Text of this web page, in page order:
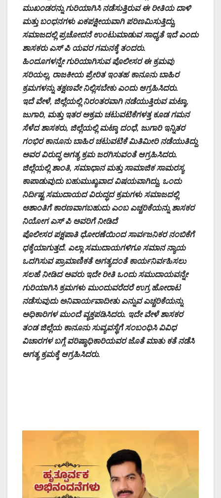
ಮುಖಂಡರನ್ನು ಗುರಿಯಾಗಿಸಿ ನಡೆಸುತ್ತಿರುವ ಈ ರೀತಿಯ ದಾಳಿ
ಮತ್ತು ಬಂಧನಗಳು ಏಕಪಕ್ಷೀಯವಾಗಿ ಪರಿಣಮಿಸುತ್ತಿದ್ದು,
ಸಮಾಜದಲ್ಲಿ ಪ್ರಚೋದನೆ ಉಂಟುಮಾಡುವ ಸಾಧ್ಯತೆ ಇದೆ ಎಂದು
ಶಾಸಕರು ಎಸ್ ಪಿ ಯವರ ಗಮನಕ್ಕೆ ತಂದರು.
ಹಿಂದೂಗಳನ್ನೇ ಗುರಿಯಾಗಿಸುವ ಪೊಲೀಸರ ಈ ಕ್ರಮವು
ಸರಿಯಲ್ಲ, ರಾಜಕೀಯ ಪ್ರೇರಿತ ಇಂತಹ ಕಾನೂನು ಬಾಹಿರ
ಕ್ರಮಗಳನ್ನು ತಕ್ಷಣವೇ ನಿಲ್ಲಿಸಬೇಕು ಎಂದು ಆಗ್ರಹಿಸಿದರು.
ಇದೆ ವೇಳೆ, ಜಿಲ್ಲೆಯಲ್ಲಿ ನಿರಂತರವಾಗಿ ನಡೆಯುತ್ತಿರುವ ಮಟ್ಕಾ,
ಜುಗಾರಿ, ಮತ್ತು ಇತರ ಅಕ್ರಮ ಚಟುವಟಿಕೆಗಳತ್ತ ಕೂಡ ಗಮನ
ಸೆಳೆದ ಶಾಸಕರು, ಜಿಲ್ಲೆಯಲ್ಲಿ ಮಟ್ಕಾ ದಂಧೆ, ಜುಗಾರಿ ಇನ್ನಿತರ
ಗಂಭಿರ ಕಾನೂನು ಬಾಹಿರ ಚಟುವಟಿಕೆ ಮಿತಿಮೀರಿ ನಡೆಯುತಿದ್ದು
ಅವರ ವಿರುದ್ಧ ಅಗತ್ಯ ಕ್ರಮ ಜರಗಿಸುವಂತೆ ಆಗ್ರಹಿಸಿದರು.
ಜಿಲ್ಲೆಯಲ್ಲಿ ಶಾಂತಿ, ಸಮಾಧಾನ ಮತ್ತು ಸಾಮಾಜಿಕ ಸಾಮರಸ್ಯ
ಕಾಪಾಡುವುದು ಬಹುಮುಖ್ಯವಾದ ವಿಷಯವಾಗಿದ್ದು, ಒಂದು
ನಿರ್ದಿಷ್ಟ ಸಮುದಾಯದ ವಿರುದ್ಧದ ಕ್ರಮಗಳು ಸಮಾಜದಲ್ಲಿ
ಅಶಾಂತಿಗೆ ಕಾರಣವಾಗಬಹುದು ಎಂಬ ಎಚ್ಚರಿಕೆಯನ್ನು ಶಾಸಕರ
ನಿಯೋಗ ಎಸ್ ಪಿ ಅವರಿಗೆ ನೀಡಿದೆ
ಪೊಲೀಸರ ಪಕ್ಷಪಾತಿ ಧೋರಣೆಯಿಂದ ಸಾರ್ವಜನಿಕರ ನಂಬಿಕೆಗೆ
ಧಕ್ಕೆಯಾಗುತ್ತದೆ. ಎಲ್ಲಾ ಸಮುದಾಯಗಳಿಗೂ ಸಮಾನ ನ್ಯಾಯ
ಒದಗಿಸುವ ಪ್ರಾಮಾಣಿಕತೆ ಅಗತ್ಯದಂತೆ ಕಾರ್ಯನಿರ್ವಹಿಸಲು
ಸಲಹೆ ನೀಡಿದ ಅವರು ಇದೇ ರೀತಿ ಒಂದು ಸಮುದಾಯವನ್ನೇ
ಗುರಿಯಾಗಿಸಿ ಕ್ರಮಗಳು ಮುಂದುವರೆದರೆ ಉಗ್ರ ಹೋರಾಟ
ನಡೆಸುವುದು ಅನಿವಾರ್ಯವಾದೀತು ಎನ್ನುವ ಎಚ್ಚರಿಕೆಯನ್ನು
ಅಧಿಕಾರಿಗಳ ಮುಂದೆ ವ್ಯಕ್ತಪಡಿಸಿದರು. ಇದೇ ವೇಳೆ ಶಾಸಕರ
ತಂಡ ಜಿಲ್ಲೆಯ ಕಾನೂನು ಸುವ್ಯವಸ್ಥೆಗೆ ಸಂಬಂಧಿಸಿ ವಿವಿಧ
ವಿಚಾರಗಳ ಬಗ್ಗೆ ವರಿಷ್ಠಾಧಿಕಾರಿಯವರ ಜೊತೆ ಮಾತು ಕತೆ ನಡೆಸಿ
ಅಗತ್ಯ ಕ್ರಮಕ್ಕೆ ಆಗ್ರಹಿಸಿದರು.